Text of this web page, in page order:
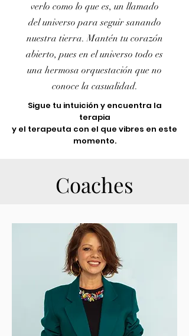
verlo como lo que es, un llamado
del universo para seguir sanando
nuestra tierra. Mantén tu corazón
abierto, pues en el universo todo es
una hermosa orquestación que no
conoce la casualidad.
Sigue tu intuición y encuentra la
terapia
y el terapeuta con el que vibres en este
momento.
Coaches